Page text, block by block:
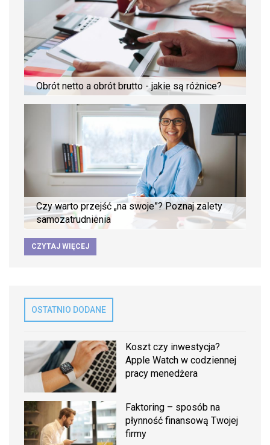
Obrót netto a obrót brutto - jakie są różnice?
Czy warto przejść „na swoje”? Poznaj zalety
samozatrudnienia
CZYTAJ WIĘCEJ
OSTATNIO DODANE
Koszt czy inwestycja?
Apple Watch w codziennej
pracy menedżera
Faktoring – sposób na
płynność finansową Twojej
firmy